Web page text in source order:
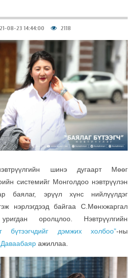
08-23 14:44:00 2118
шинэ дугаарт Мөөг
системийг Монголдоо нэвтрүүлэн
баялаг, эрүүл хүнс нийлүүлдэг
нэрлэгдээд байгаа С.Мөнхжаргал
оролцлоо. Нэвтрүүлгийн
бүтээгчдийг дэмжих холбоо”-ны
ажиллаа.